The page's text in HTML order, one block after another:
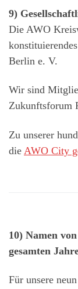
9)
Die AWO
Berlin e. V.
Wir sind
Zukunftsforum
Zu unserer
die AWO City
10) Namen
gesamten
Für unsere